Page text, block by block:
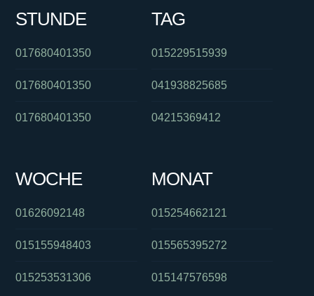
STUNDE
017680401350
017680401350
017680401350
TAG
015229515939
041938825685
04215369412
WOCHE
01626092148
015155948403
015253531306
MONAT
015254662121
015565395272
015147576598